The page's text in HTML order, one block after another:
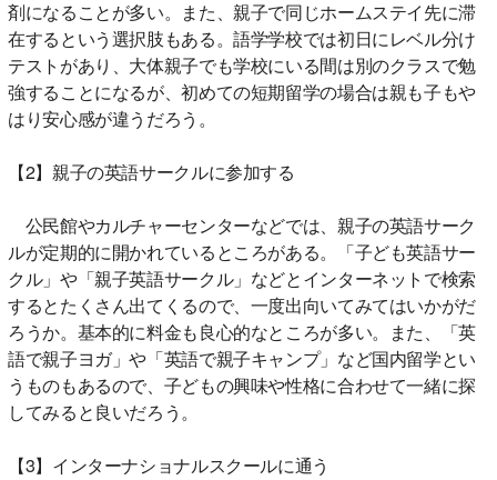
剤になることが多い。また、親子で同じホームステイ先に滞
在するという選択肢もある。語学学校では初日にレベル分け
テストがあり、大体親子でも学校にいる間は別のクラスで勉
強することになるが、初めての短期留学の場合は親も子もや
はり安心感が違うだろう。
【2】親子の英語サークルに参加する
公民館やカルチャーセンターなどでは、親子の英語サーク
ルが定期的に開かれているところがある。「子ども英語サー
クル」や「親子英語サークル」などとインターネットで検索
するとたくさん出てくるので、一度出向いてみてはいかがだ
ろうか。基本的に料金も良心的なところが多い。また、「英
語で親子ヨガ」や「英語で親子キャンプ」など国内留学とい
うものもあるので、子どもの興味や性格に合わせて一緒に探
してみると良いだろう。
【3】インターナショナルスクールに通う